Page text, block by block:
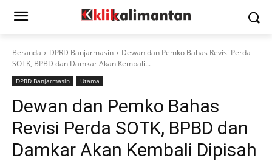
Beranda DPRD Banjarmasin
Dewan dan Pemko Bahas Revisi Perda
SOTK, BPBD dan Damkar Akan Kembali...
DPRD Banjarmasin Utama
Dewan dan Pemko Bahas
Revisi Perda SOTK, BPBD dan
Damkar Akan Kembali Dipisah